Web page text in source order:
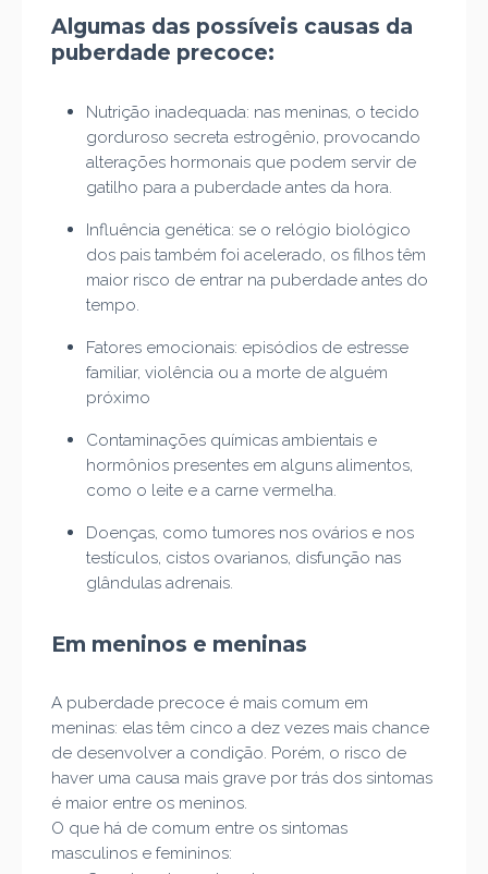
Algumas das possíveis causas da
puberdade precoce:
Nutrição inadequada: nas meninas, o tecido
gorduroso secreta estrogênio, provocando
alterações hormonais que podem servir de
gatilho para a puberdade antes da hora.
Influência genética: se o relógio biológico
dos pais também foi acelerado, os filhos têm
maior risco de entrar na puberdade antes do
tempo.
Fatores emocionais: episódios de estresse
familiar, violência ou a morte de alguém
próximo
Contaminações químicas ambientais e
hormônios presentes em alguns alimentos,
como o leite e a carne vermelha.
Doenças, como tumores nos ovários e nos
testículos, cistos ovarianos, disfunção nas
glândulas adrenais.
Em meninos e meninas
A puberdade precoce é mais comum em
meninas: elas têm cinco a dez vezes mais chance
de desenvolver a condição. Porém, o risco de
haver uma causa mais grave por trás dos sintomas
é maior entre os meninos.
O que há de comum entre os sintomas
masculinos e femininos: